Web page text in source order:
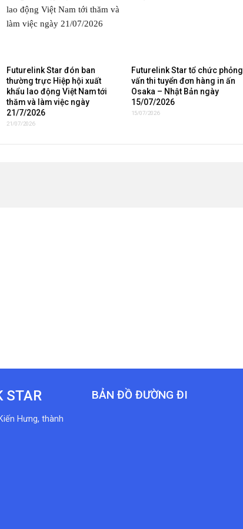
Futurelink Star đón ban
thường trực Hiệp hội xuất
khẩu lao động Việt Nam tới
thăm và làm việc ngày
21/7/2026
21/07/2026
Futurelink Star tổ chức phỏng
vấn thi tuyển đơn hàng in ấn
Osaka – Nhật Bản ngày
15/07/2026
15/07/2026
STAR
Hưng, thành
BẢN ĐỒ ĐƯỜNG ĐI